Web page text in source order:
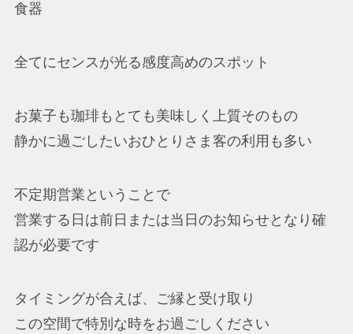
食器
全てにセンスが光る感度高めのスポット
お菓子も珈琲もとても美味しく上質そのもの
静かに過ごしたいおひとりさま客の利用も多い
不定期営業ということで
営業する日は前日または当日のお知らせとなり確
認が必要です
タイミングが合えば、ご縁と受け取り
この空間で特別な時をお過ごしください